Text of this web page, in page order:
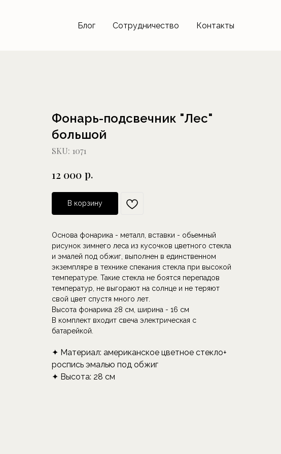
Блог Сотрудничество Контакты
Фонарь-подсвечник "Лес"
большой
SKU: 1071
12 000 р.
В корзину
Основа фонарика - металл, вставки - обьемный
рисунок зимнего леса из кусочков цветного стекла
и эмалей под обжиг, выполнен в единственном
экземпляре в технике спекания стекла при высокой
температуре. Такие стекла не боятся перепадов
температур, не выгорают на солнце и не теряют
свой цвет спустя много лет.
Высота фонарика 28 см, ширина - 16 см
В комплект входит свеча электрическая с
батарейкой.
✦ Материал: американское цветное стекло+
роспись эмалью под обжиг
✦ Высота: 28 см